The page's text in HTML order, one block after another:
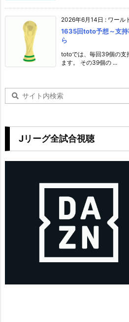
2026年6月14日 : ワール
1635回toto予想～支持
ら
totoでは、毎回39個の支
ます。 その39個の ...
Jリーグ全試合視聴